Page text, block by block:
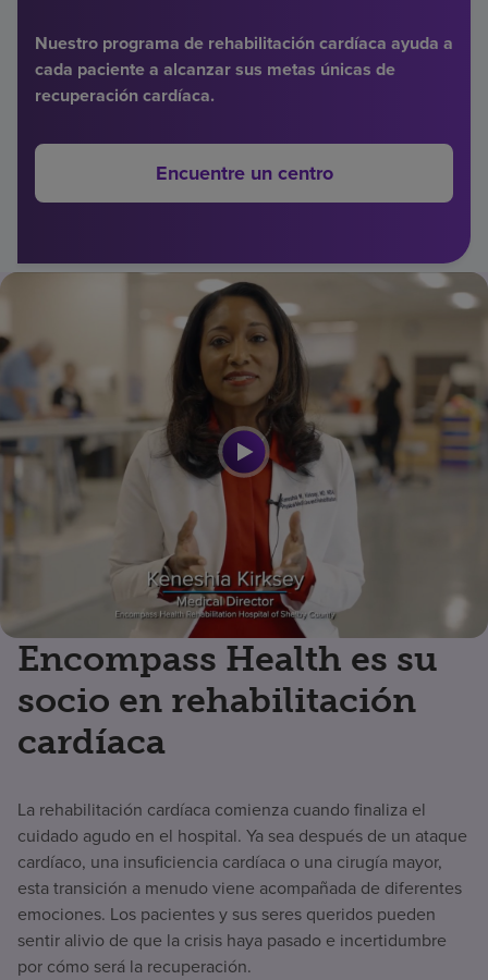
Buscar un centro
Empleos
Pagar mi factura
Nuestro programa de rehabilitación cardíaca ayuda a
cada paciente a alcanzar sus metas únicas de
recuperación cardíaca.
Encuentre un centro
Encompass Health es su
socio en rehabilitación
cardíaca
La rehabilitación cardíaca comienza cuando finaliza el
cuidado agudo en el hospital. Ya sea después de un ataque
cardíaco, una insuficiencia cardíaca o una cirugía mayor,
esta transición a menudo viene acompañada de diferentes
emociones. Los pacientes y sus seres queridos pueden
sentir alivio de que la crisis haya pasado e incertidumbre
por cómo será la recuperación.